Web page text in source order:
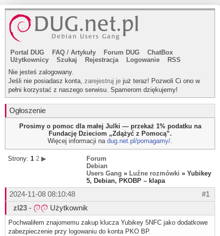
Portal DUG FAQ / Artykuły Forum DUG
ChatBox
Użytkownicy
Szukaj Rejestracja Logowanie
RSS
Nie jesteś zalogowany.
Jeśli nie posiadasz konta, zarejestruj je już teraz! Pozwoli Ci ono w
pełni korzystać z naszego serwisu. Spamerom dziękujemy!
Ogłoszenie
Prosimy o pomoc dla małej Julki — przekaż 1% podatku na
Fundację Dzieciom „Zdążyć z Pomocą”.
Więcej informacji na dug.net.pl/pomagamy/.
Strony: 1 2 ▶
Forum
Debian
Users Gang » Luźne rozmówki » Yubikey
5, Debian, PKOBP – klapa
#1
2024-11-08 08:10:48
zl23 - Użytkownik
Pochwaliłem znajomemu zakup klucza Yubikey 5NFC jako dodatkowe
zabezpieczenie przy logowaniu do konta PKO BP.